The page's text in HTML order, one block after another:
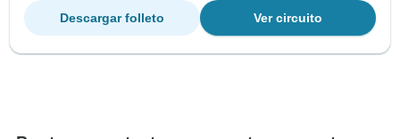
Ver circuito
Descargar folleto